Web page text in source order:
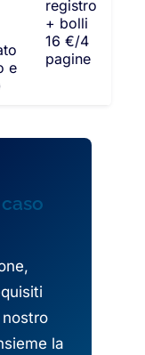
e
registro
+ bolli
16 €/4
pagine
la